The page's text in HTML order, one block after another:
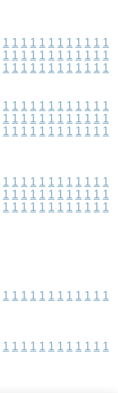
1 1 1 1 1 1 1 1 1 1 1 1
1 1 1 1 1 1 1 1 1 1 1 1
1 1 1 1 1 1 1 1 1 1 1 1
1 1 1 1 1 1 1 1 1 1 1 1
1 1 1 1 1 1 1 1 1 1 1 1
1 1 1 1 1 1 1 1 1 1 1 1
1 1 1 1 1 1 1 1 1 1 1 1
1 1 1 1 1 1 1 1 1 1 1 1
1 1 1 1 1 1 1 1 1 1 1 1
1 1 1 1 1 1 1 1 1 1 1 1
1 1 1 1 1 1 1 1 1 1 1 1